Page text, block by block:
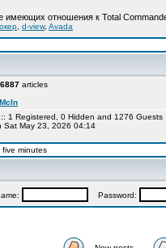
отношения к Total
d-view, Avada
articles
:: 1 Registered, 0 Hidden and 1276
Sat May 23, 2026 04:14
minutes
Password: